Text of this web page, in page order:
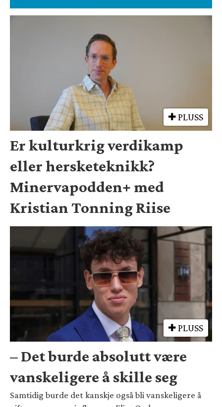
PLUSS
Er kulturkrig verdikamp
eller hersketeknikk?
Minervapodden+ med
Kristian Tonning Riise
PLUSS
– Det burde absolutt være
vanskeligere å skille seg
Samtidig burde det kanskje også bli vanskeligere å